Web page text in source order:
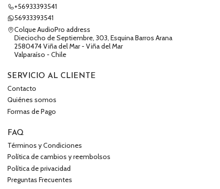
+56933393541
56933393541
Colque AudioPro address
Dieciocho de Septiembre, 303, Esquina Barros Arana
2580474 Viña del Mar - Viña del Mar
Valparaíso - Chile
SERVICIO AL CLIENTE
Contacto
Quiénes somos
Formas de Pago
FAQ
Términos y Condiciones
Política de cambios y reembolsos
Política de privacidad
Preguntas Frecuentes